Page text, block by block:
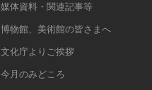
媒体資料・関連記事等
博物館、美術館の皆さまへ
文化庁よりご挨拶
今月のみどころ